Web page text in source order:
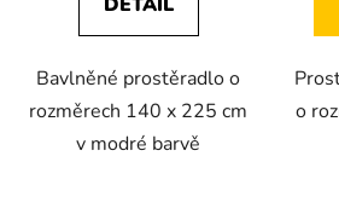
Bavlněné prostěradlo o
rozměrech 140 x 225 cm
v modré barvě
o